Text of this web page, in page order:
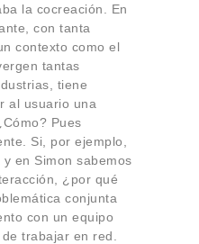
la cocreación. En
con tanta
contexto como el
tantas
tiene
al usuario una
Pues
Si, por ejemplo,
en Simon sabemos
¿por qué
conjunta
con un equipo
trabajar en red.